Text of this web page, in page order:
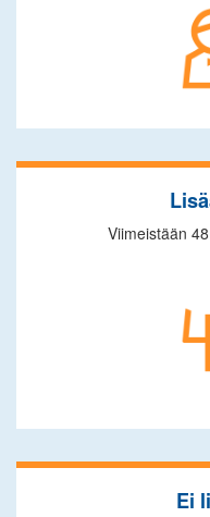
Viimeistään
Ei